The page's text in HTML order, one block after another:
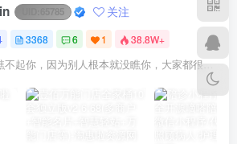
65785 关注
3368 6 1 38.8W+
没谁瞧不起你，因为别人根本就没瞧你，大家都很忙的